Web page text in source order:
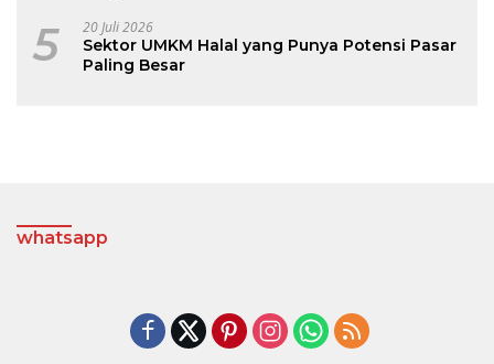
5 20 Juli 2026
Sektor UMKM Halal yang Punya Potensi Pasar
Paling Besar
whatsapp